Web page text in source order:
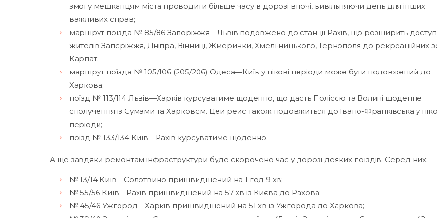
змогу мешканцям міста проводити більше часу в дорозі вночі, вивільняючи день для інших
важливих справ;
маршрут поїзда № 85/86 Запоріжжя—Львів подовжено до станції Рахів, що розширить доступ
жителів Запоріжжя, Дніпра, Вінниці, Жмеринки, Хмельницького, Тернополя до рекреаційних
Карпат;
маршрут поїзда № 105/106 (205/206) Одеса—Київ у пікові періоди може бути подовжений до
Харкова;
поїзд № 113/114 Львів—Харків курсуватиме щоденно, що дасть Поліссю та Волині щоденне
сполучення із Сумами та Харковом. Цей рейс також подовжиться до Івано-Франківська у
періоди;
поїзд № 133/134 Київ—Рахів курсуватиме щоденно.
А ще завдяки ремонтам інфраструктури буде скорочено час у дорозі деяких поїздів. Серед них:
№ 13/14 Київ—Солотвино пришвидшений на 1 год 9 хв;
№ 55/56 Київ—Рахів пришвидшений на 57 хв із Києва до Рахова;
№ 45/46 Ужгород—Харків пришвидшений на 51 хв із Ужгорода до Харкова;